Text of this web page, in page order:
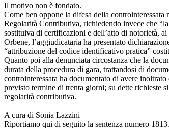
Il motivo non è fondato.
Come ben oppone la difesa della
Regolarità Contributiva, richiedendo invece che
sostituiva di certificazioni e dell’atto di notorietà,
Orbene, l’aggiudicataria ha presentato
“attribuzione del codice identificativo pratica”
Quanto poi alla denunciata circostanza che la
durata della procedura di gara, trattandosi di
controinteressata ha documentato di avere
previsto termine di trenta giorni; su dette richieste
regolarità contributiva.
A cura di Sonia Lazzini
Riportiamo qui di seguito la sentenza numero